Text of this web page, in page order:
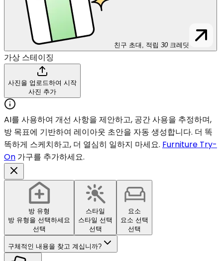
친구 초대, 적립 30 크레딧
가상 스테이징
사진을 업로드하여 시작
사진 추가
AI를 사용하여 개선 사항을 제안하고, 공간 사용을 추정하며,
방 목표에 기반하여 레이아웃 초안을 자동 생성합니다. 더 똑
똑하게 스케치하고, 더 열심히 일하지 마세요. Furniture Try-
On 가구를 추가하세요.
방 유형
방 유형을 선택하세요
선택
스타일
스타일 선택
선택
요소
요소 선택
선택
구체적인 내용을 찾고 계십니까?